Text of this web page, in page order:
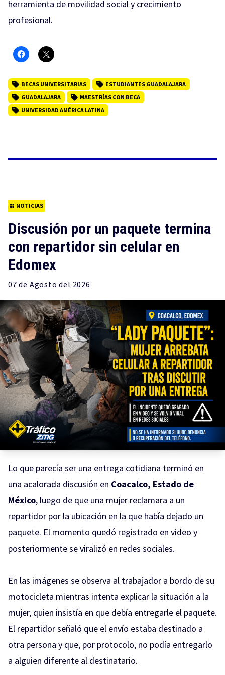
herramienta de movilidad social y crecimiento
profesional.
BECAS UNIVERSITARIAS
ESTUDIANTES GUADALAJARA
GUADALAJARA
MAESTRÍAS CON BECA
UNIVERSIDAD AMÉRICA LATINA
NOTICIAS
Discusión por un paquete termina
con repartidor sin celular en
Edomex
07 de Agosto del 2026
Lo que parecía ser una entrega cotidiana terminó en
una acalorada discusión en Coacalco, Estado de
México, luego de que una mujer reclamara a un
repartidor por la ubicación en la que había dejado un
paquete. El momento quedó registrado en video y
posteriormente se viralizó en redes sociales.
En las imágenes se observa al trabajador a bordo de su
motocicleta mientras intenta explicar la situación a la
mujer, quien insistía en que debía entregarle el paquete.
El repartidor señaló que el envío estaba destinado a
otra persona y que, por protocolo, no podía entregarlo
a alguien diferente al destinatario.